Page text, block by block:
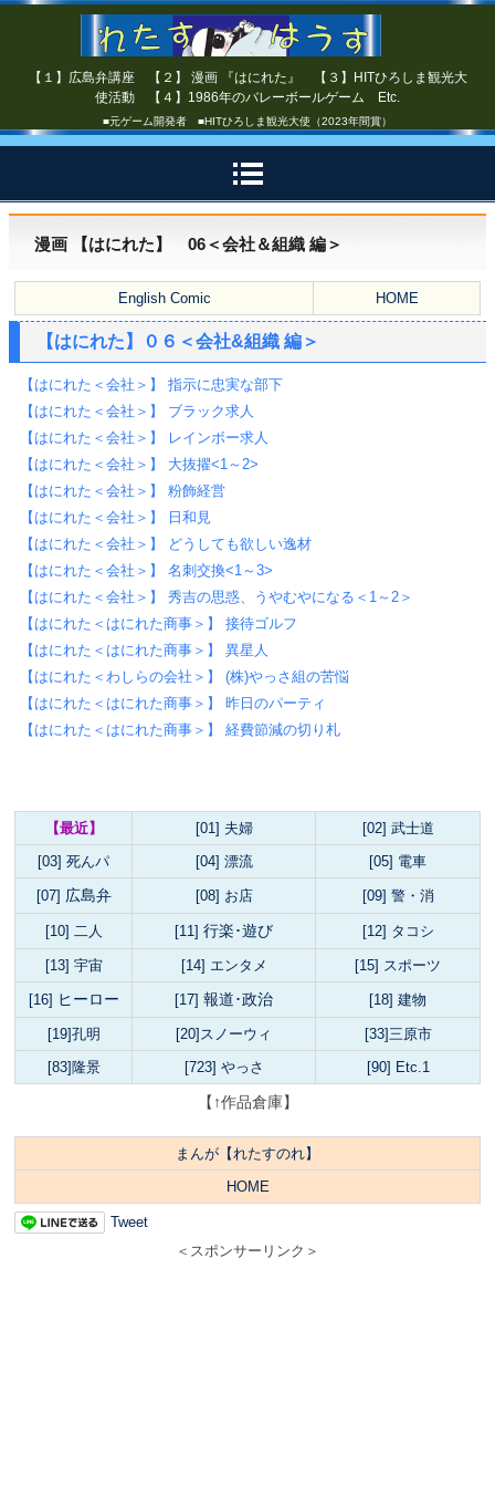
【１】広島弁講座 【２】 漫画 『はにれた』 【３】HITひろしま観光大
使活動 【４】1986年のバレーボールゲーム Etc.
■元ゲーム開発者 ■HITひろしま観光大使（2023年間賞）
漫画 【はにれた】 06＜会社＆組織 編＞
English Comic HOME
【はにれた】０６＜会社&組織 編＞
【はにれた＜会社＞】 指示に忠実な部下
【はにれた＜会社＞】 ブラック求人
【はにれた＜会社＞】 レインボー求人
【はにれた＜会社＞】 大抜擢<1～2>
【はにれた＜会社＞】 粉飾経営
【はにれた＜会社＞】 日和見
【はにれた＜会社＞】 どうしても欲しい逸材
【はにれた＜会社＞】 名刺交換<1～3>
【はにれた＜会社＞】 秀吉の思惑、うやむやになる＜1～2＞
【はにれた＜はにれた商事＞】 接待ゴルフ
【はにれた＜はにれた商事＞】 異星人
【はにれた＜わしらの会社＞】 (株)やっさ組の苦悩
【はにれた＜はにれた商事＞】 昨日のパーティ
【はにれた＜はにれた商事＞】 経費節減の切り札
【最近】 [01] 夫婦
[02] 武士道
[03] 死んパ
[04] 漂流 [05] 電車
[07] 広島弁 [08] お店 [09] 警・消
[10] 二人 [11] 行楽･遊び [12] タコシ
[13] 宇宙 [14] エンタメ [15] スポーツ
[16] ヒーロー [17] 報道･政治 [18] 建物
[19]孔明 [20]スノーウィ
[33]三原市
[83]隆景
[723] やっさ [90] Etc.1
【↑作品倉庫】
まんが【れたすのれ】
HOME
Tweet
＜スポンサーリンク＞